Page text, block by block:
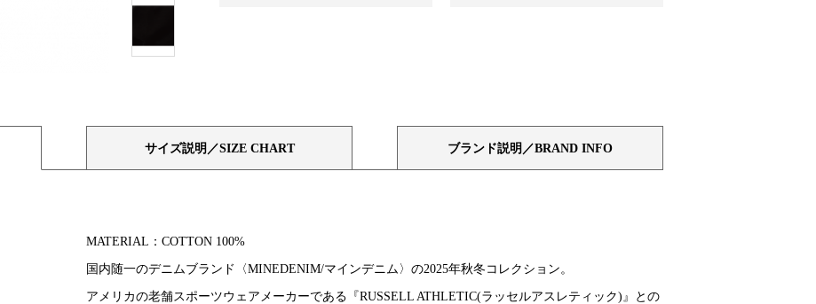
サイズ説明／SIZE CHART ブランド説明／BRAND INFO
MATERIAL：COTTON 100%
国内随一のデニムブランド〈MINEDENIM/マインデニム〉の2025年秋冬コレクション。
アメリカの老舗スポーツウェアメーカーである『RUSSELL ATHLETIC(ラッセルアスレティック)』との